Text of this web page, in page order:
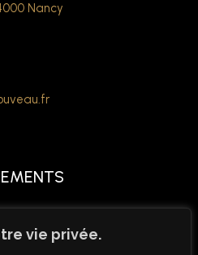
vie privée.
Nancy